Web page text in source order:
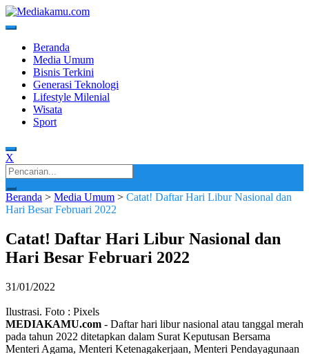
Skip
to
MEDIAKAMU.com
Media Terkini untuk Generasi Milenial!
Beranda
Media Umum
Bisnis Terkini
Generasi Teknologi
Lifestyle Milenial
Wisata
Sport
X
Search
for:
Beranda > Media Umum > Catat! Daftar Hari Libur Nasional dan
Hari Besar Februari 2022
Catat! Daftar Hari Libur Nasional dan
Hari Besar Februari 2022
31/01/2022
Ilustrasi. Foto : Pixels
MEDIAKAMU.com - Daftar hari libur nasional atau tanggal merah
pada tahun 2022 ditetapkan dalam Surat Keputusan Bersama
Menteri Agama, Menteri Ketenagakerjaan, Menteri Pendayagunaan